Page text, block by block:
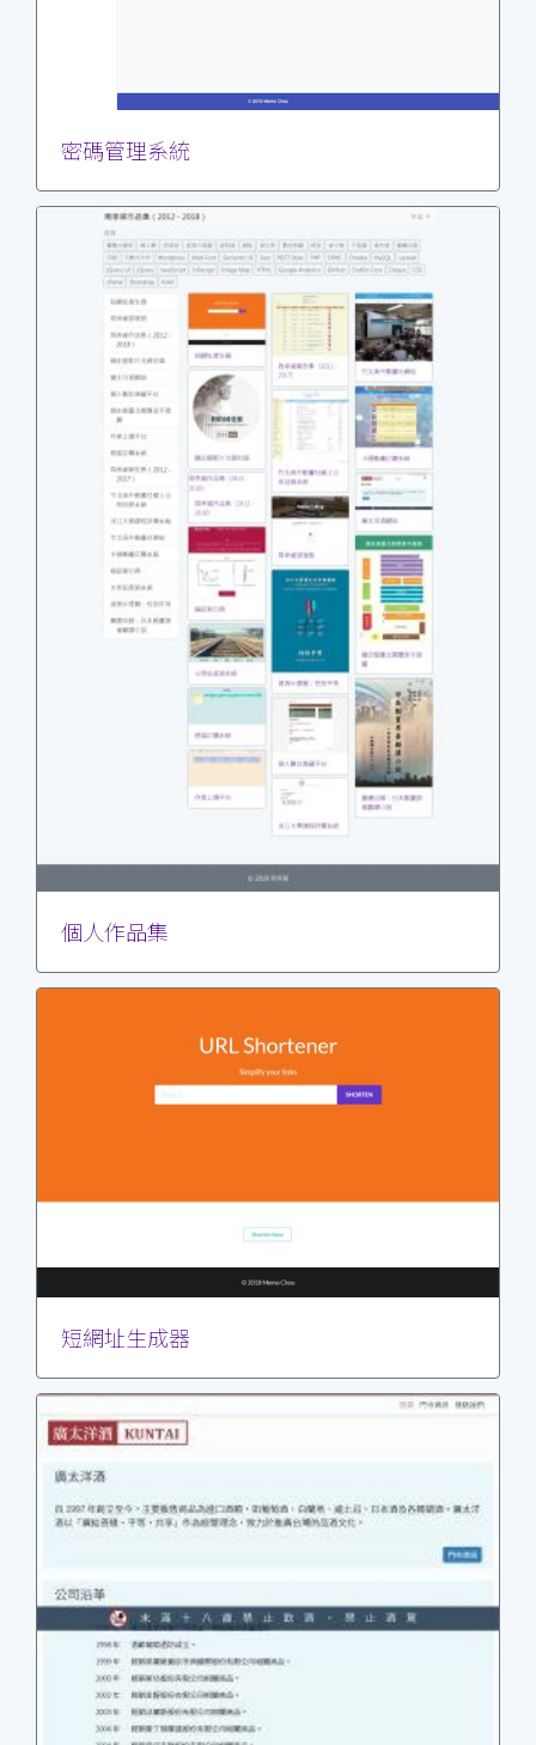
密碼管理系統
個人作品集
短網址生成器